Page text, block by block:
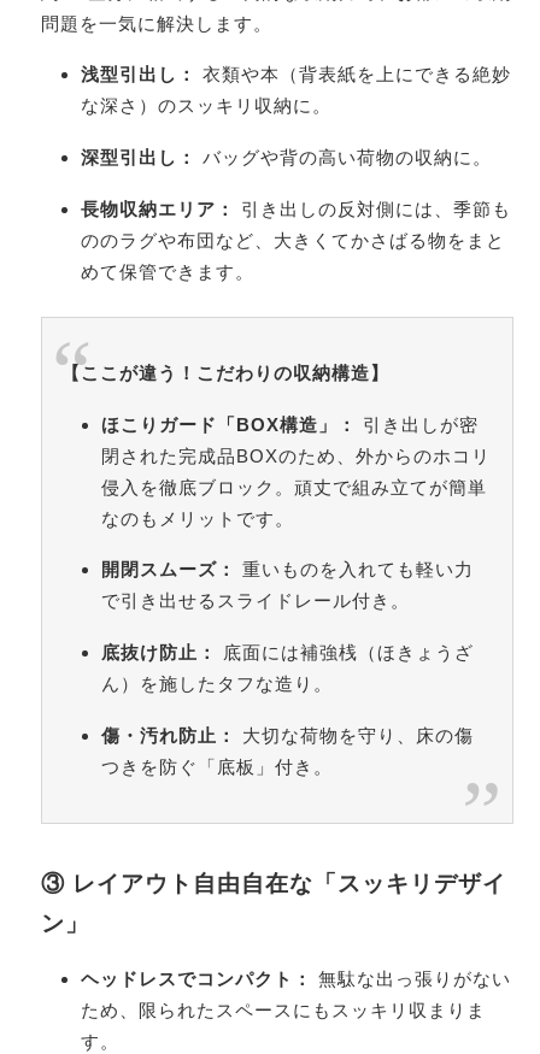
問題を一気に解決します。
浅型引出し：
衣類や本（背表紙を上にできる絶妙
な深さ）のスッキリ収納に。
深型引出し： バッグや背の高い荷物の収納に。
長物収納エリア：
引き出しの反対側には、季節も
ののラグや布団など、大きくてかさばる物をまと
めて保管できます。
【ここが違う！こだわりの収納構造】
ほこりガード「BOX構造」：
引き出しが密
閉された完成品BOXのため、外からのホコリ
侵入を徹底ブロック。頑丈で組み立てが簡単
なのもメリットです。
開閉スムーズ：
重いものを入れても軽い力
で引き出せるスライドレール付き。
底抜け防止：
底面には補強桟（ほきょうざ
ん）を施したタフな造り。
傷・汚れ防止：
大切な荷物を守り、床の傷
つきを防ぐ「底板」付き。
③ レイアウト自由自在な「スッキリデザイ
ン」
ヘッドレスでコンパクト：
無駄な出っ張りがない
ため、限られたスペースにもスッキリ収まりま
す。